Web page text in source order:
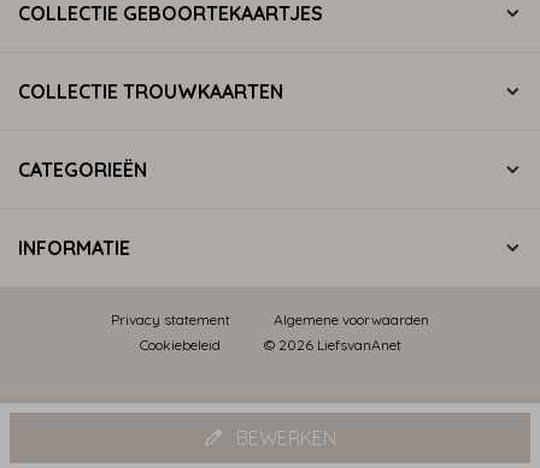
BEWERKEN
COLLECTIE GEBOORTEKAARTJES
COLLECTIE TROUWKAARTEN
CATEGORIEËN
INFORMATIE
Privacy statement
Algemene voorwaarden
Cookiebeleid
© 2026 LiefsvanAnet